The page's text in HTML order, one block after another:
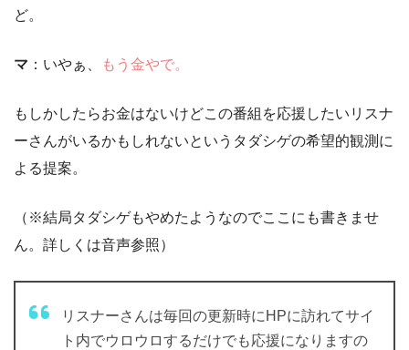
ど。
マ ：いやぁ、 もう金やで。
もしかしたらお金はないけどこの番組を応援したいリスナ
ーさんがいるかもしれないというタダシゲの希望的観測に
よる提案。
（※結局タダシゲもやめたようなのでここにも書きませ
ん。詳しくは音声参照）
リスナーさんは毎回の更新時にHPに訪れてサイ
ト内でウロウロするだけでも応援になりますの